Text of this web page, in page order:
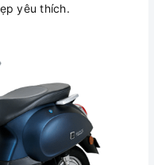
yêu thích.